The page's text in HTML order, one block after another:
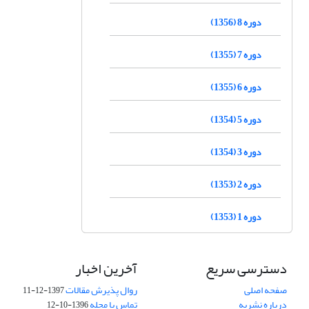
دوره 8 (1356)
دوره 7 (1355)
دوره 6 (1355)
دوره 5 (1354)
دوره 3 (1354)
دوره 2 (1353)
دوره 1 (1353)
دسترسی سریع
صفحه اصلی
درباره نشریه
آخرین اخبار
روال پذیرش مقالات1397-12-11
تماس با مجله1396-10-12